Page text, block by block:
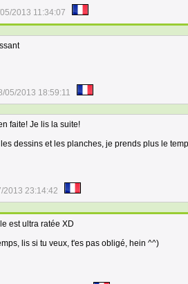
2013 11:34:07
05/2013 18:59:11
faite! Je lis la suite!
dessins et les planches, je prends plus le
2013 23:14:42
est ultra ratée XD
lis si tu veux, t'es pas obligé, hein ^^)